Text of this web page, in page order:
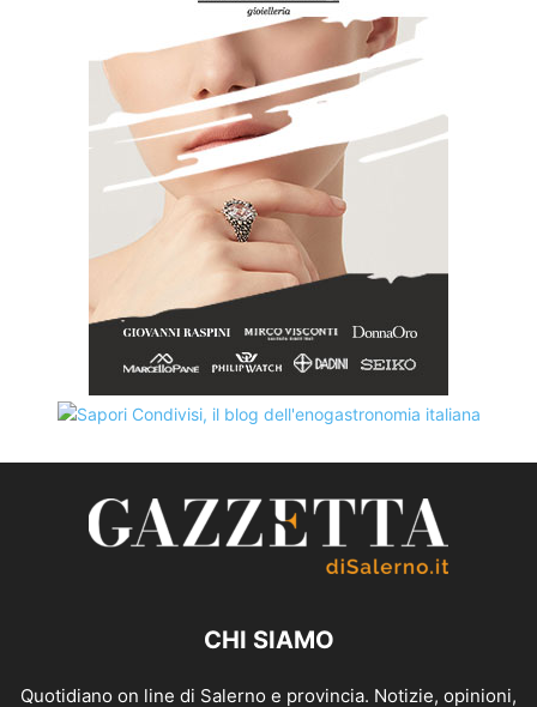
CHI SIAMO
Quotidiano on line di Salerno e provincia. Notizie, opinioni,